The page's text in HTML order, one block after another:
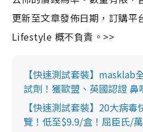
更新至文章發佈日期，訂購平
Lifestyle 概不負責。>>
【快速測試套裝】masklab
試劑！獲歐盟、英國認證 鼻
【快速測試套裝】20大病
覽！低至$9.9/盒！屈臣氏/